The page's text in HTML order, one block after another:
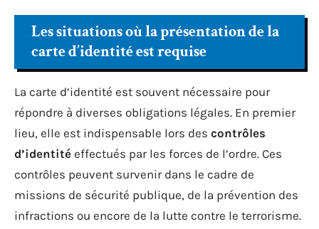
Les situations où la présentation de la
carte d’identité est requise
La carte d’identité est souvent nécessaire pour
répondre à diverses obligations légales. En premier
lieu, elle est indispensable lors des contrôles
d’identité effectués par les forces de l’ordre. Ces
contrôles peuvent survenir dans le cadre de
missions de sécurité publique, de la prévention des
infractions ou encore de la lutte contre le terrorisme.